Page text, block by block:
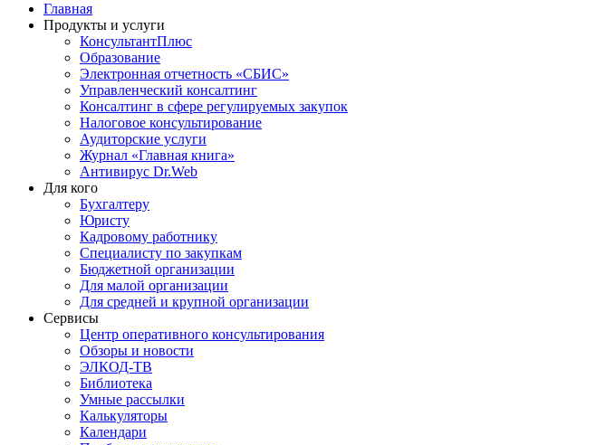
Главная
Продукты и услуги
КонсультантПлюс
Образование
Электронная отчетность «СБИС»
Управленческий консалтинг
Консалтинг в сфере регулируемых закупок
Налоговое консультирование
Аудиторские услуги
Журнал «Главная книга»
Антивирус Dr.Web
Для кого
Бухгалтеру
Юристу
Кадровому работнику
Специалисту по закупкам
Бюджетной организации
Для малой организации
Для средней и крупной организации
Сервисы
Центр оперативного консультирования
Обзоры и новости
ЭЛКОД-ТВ
Библиотека
Умные рассылки
Калькуляторы
Календари